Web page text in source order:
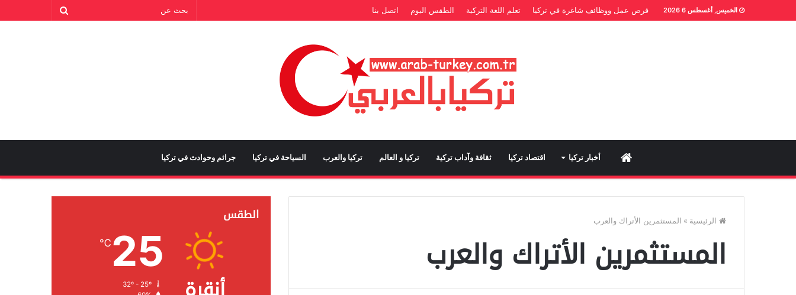
الخميس, أغسطس 6 2026 فرص عمل ووظائف شاغرة في تركيا تعلم اللغة التركية الطقس اليوم اتصل بنا
Home أخبار تركيا اقتصاد تركيا ثقافة وآداب تركية تركيا و العالم تركيا والعرب السياحة في تركيا جرائم وحوادث في تركيا
الرئيسية » المستثمرين الأتراك والعرب
المستثمرين الأتراك والعرب
الطقس
25
℃